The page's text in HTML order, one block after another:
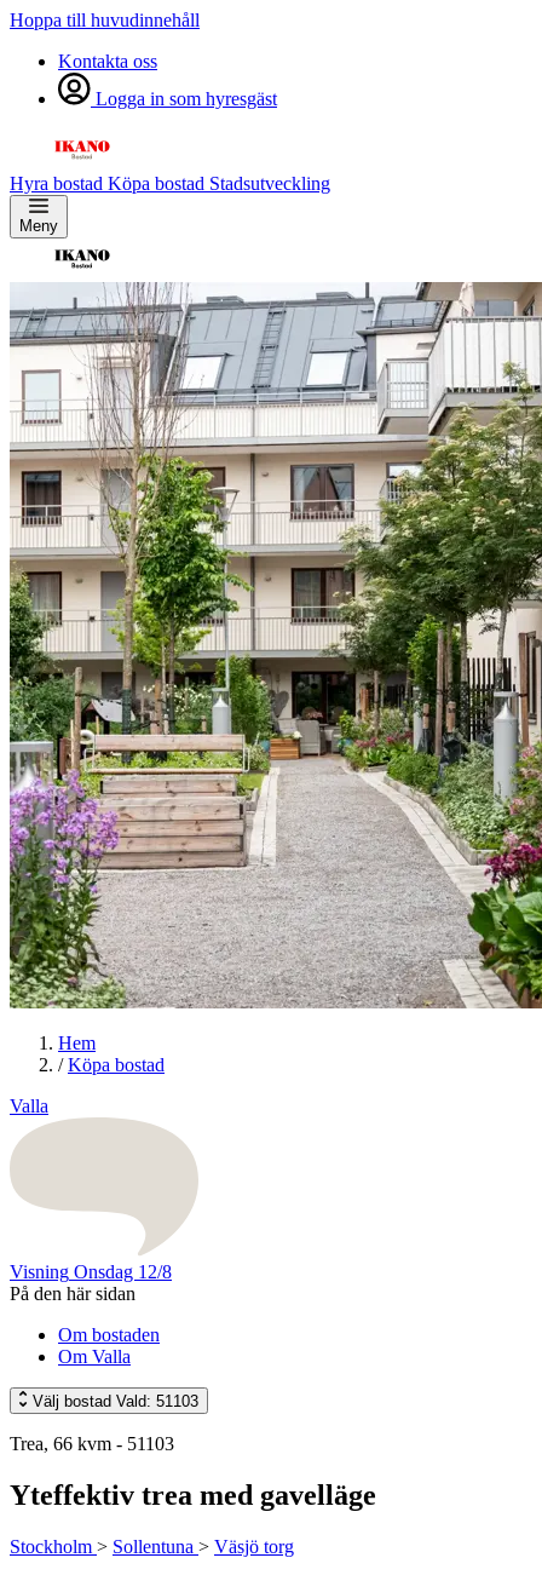
Hoppa till huvudinnehåll
Kontakta oss
Logga in som hyresgäst
Hyra bostad Köpa bostad Stadsutveckling
Meny
Hem
/ Köpa bostad
Valla
Visning Onsdag 12/8
På den här sidan
Om bostaden
Om Valla
Välj bostad Vald: 51103
Trea, 66 kvm - 51103
Yteffektiv trea med gavelläge
Stockholm > Sollentuna > Väsjö torg